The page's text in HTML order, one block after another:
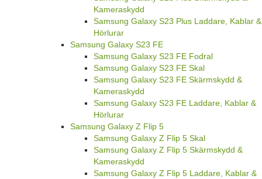
Kameraskydd
Samsung Galaxy S23 Plus Laddare, Kablar &
Hörlurar
Samsung Galaxy S23 FE
Samsung Galaxy S23 FE Fodral
Samsung Galaxy S23 FE Skal
Samsung Galaxy S23 FE Skärmskydd &
Kameraskydd
Samsung Galaxy S23 FE Laddare, Kablar &
Hörlurar
Samsung Galaxy Z Flip 5
Samsung Galaxy Z Flip 5 Skal
Samsung Galaxy Z Flip 5 Skärmskydd &
Kameraskydd
Samsung Galaxy Z Flip 5 Laddare, Kablar &